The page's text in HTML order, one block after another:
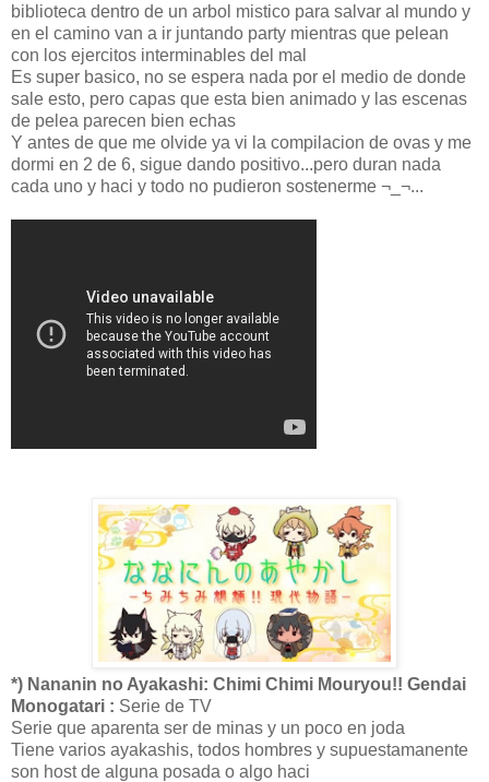
biblioteca dentro de un arbol mistico para salvar al mundo y
en el camino van a ir juntando party mientras que pelean
con los ejercitos interminables del mal
Es super basico, no se espera nada por el medio de donde
sale esto, pero capas que esta bien animado y las escenas
de pelea parecen bien echas
Y antes de que me olvide ya vi la compilacion de ovas y me
dormi en 2 de 6, sigue dando positivo...pero duran nada
cada uno y haci y todo no pudieron sostenerme ¬_¬...
*) Nananin no Ayakashi: Chimi Chimi Mouryou!! Gendai
Monogatari : Serie de TV
Serie que aparenta ser de minas y un poco en joda
Tiene varios ayakashis, todos hombres y supuestamanente
son host de alguna posada o algo haci